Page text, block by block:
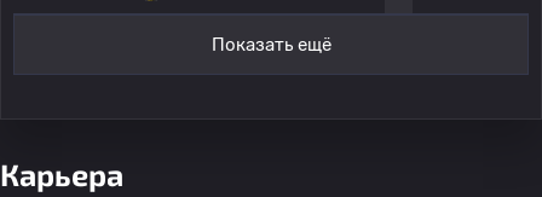
Показать ещё
Карьера